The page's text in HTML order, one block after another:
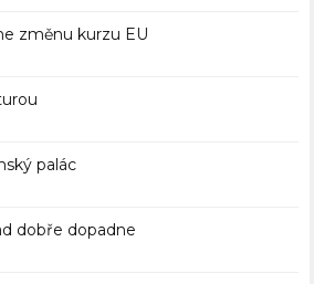
změnu kurzu EU
palác
dobře dopadne